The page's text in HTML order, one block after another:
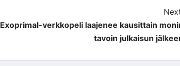
Exoprimal-verkkopeli laajenee kausittain
tavoin julkaisun